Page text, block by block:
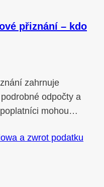
přiznání – kdo
zahrnuje
odpočty a
mohou…